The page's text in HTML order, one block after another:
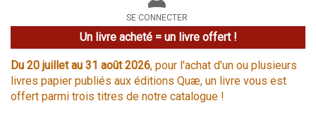
site
SE CONNECTER
Un livre acheté = un livre offert !
Du 20 juillet au 31 août 2026, pour l'achat d'un ou plusieurs
livres papier publiés aux éditions Quæ, un livre vous est
offert parmi trois titres de notre catalogue !